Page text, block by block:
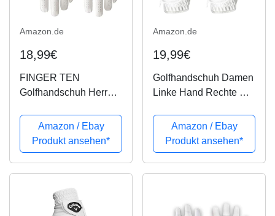
Amazon.de
18,99€
FINGER TEN
Golfhandschuh Herren
Ball Marker 2
Stück（Not Paar）
Allwetter Leder Griff
Golf Handschuh Links
Komfort...
Amazon / Ebay
Produkt ansehen*
Amazon.de
19,99€
Golfhandschuh Damen
Linke Hand Rechte Mit
Stück（Not Paar）
Allwetter Leder Griff
Golf Handschuh Links
Rechts Weicher
Amazon / Ebay
Produkt ansehen*